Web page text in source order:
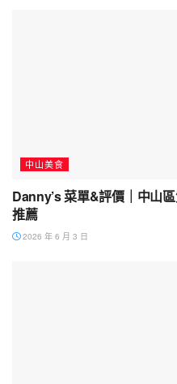
中山美食
Danny’s 菜單&評價｜中山
推薦
2026 年 6 月 3 日